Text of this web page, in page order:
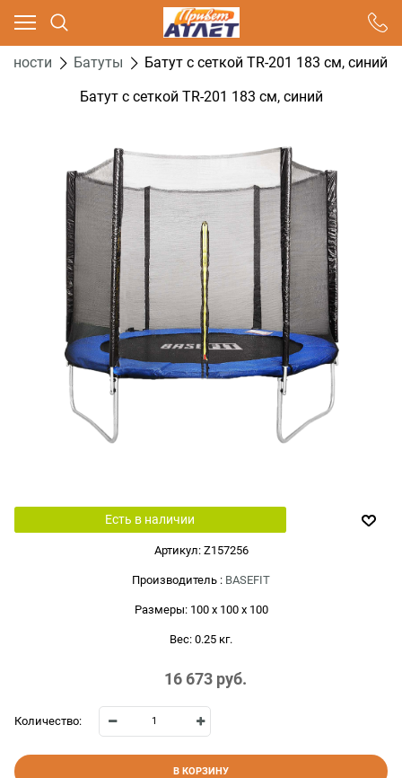
Батуты
Батут c сеткой TR-201 183 см, синий
Батут c сеткой TR-201 183 см, синий
Есть в наличии
Артикул: Z157256
Производитель : BASEFIT
Размеры: 100 x 100 x 100
Вес: 0.25 кг.
16 673 руб.
Количество:
В КОРЗИНУ
Ваш город - Москва,
угадали?
ДА НЕТ